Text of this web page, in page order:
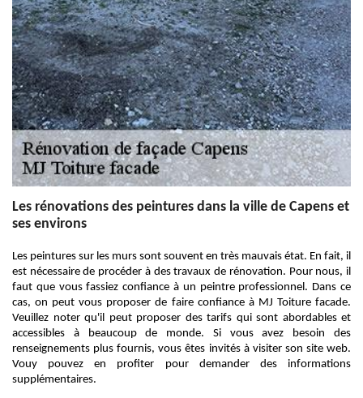
Les rénovations des peintures dans la ville de Capens et
ses environs
Les peintures sur les murs sont souvent en très mauvais état. En fait, il
est nécessaire de procéder à des travaux de rénovation. Pour nous, il
faut que vous fassiez confiance à un peintre professionnel. Dans ce
cas, on peut vous proposer de faire confiance à MJ Toiture facade.
Veuillez noter qu'il peut proposer des tarifs qui sont abordables et
accessibles à beaucoup de monde. Si vous avez besoin des
renseignements plus fournis, vous êtes invités à visiter son site web.
Vouy pouvez en profiter pour demander des informations
supplémentaires.